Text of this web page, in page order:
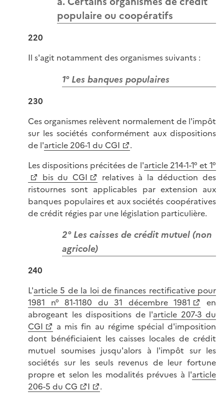
populaire ou coopératifs
220
Il s'agit notamment des organismes suivants :
1° Les banques populaires
230
Ces organismes relèvent normalement de l'impôt
sur les sociétés conformément aux dispositions
de l'article 206-1 du CGI
.
Les dispositions précitées de l'article 214-1-1° et 1°
bis du CGI
relatives à la déduction des
ristournes sont applicables par extension aux
banques populaires et aux sociétés coopératives
de crédit régies par une législation particulière.
2° Les caisses de crédit mutuel (non
agricole)
240
L'article 5 de la loi de finances rectificative pour
1981 n° 81-1180 du 31 décembre 1981
en
abrogeant les dispositions de l'article 207-3 du
CGI
a mis fin au régime spécial d'imposition
dont bénéficiaient les caisses locales de crédit
mutuel soumises jusqu'alors à l'impôt sur les
sociétés sur les seuls revenus de leur fortune
propre et selon les modalités prévues à l'article
206-5 du CG
I
.